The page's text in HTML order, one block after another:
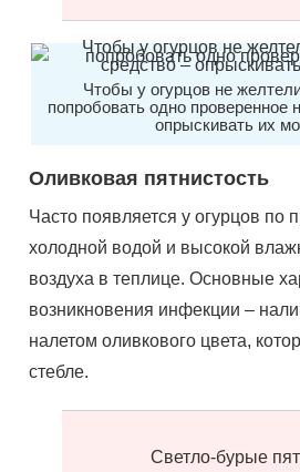
Чтобы у огурцов не
попробовать одно проверенное
опрыскивать их
Оливковая пятнистость
Часто появляется у огурцов по
холодной водой и высокой
воздуха в теплице. Основные
возникновения инфекции –
налетом оливкового цвета,
стебле.
Светло-бурые